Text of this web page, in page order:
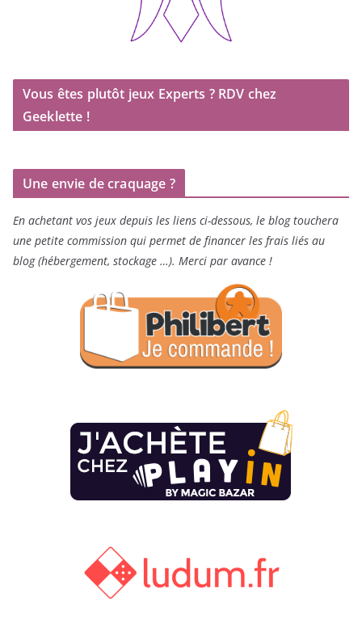
Vous êtes plutôt jeux Experts ? RDV chez
Geeklette !
Une envie de craquage ?
En achetant vos jeux depuis les liens ci-dessous, le blog touchera
une petite commission qui permet de financer les frais liés au
blog (hébergement, stockage …). Merci par avance !